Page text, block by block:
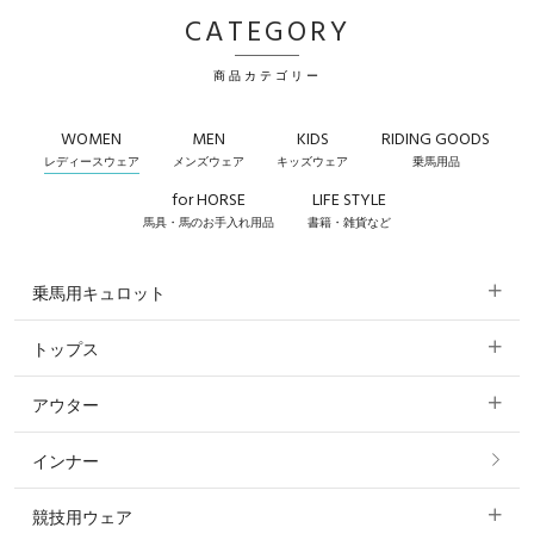
CATEGORY
商品カテゴリー
WOMEN
レディースウェア
MEN
メンズウェア
KIDS
キッズウェア
RIDING GOODS
乗馬用品
for HORSE
馬具・馬のお手入れ用品
LIFE STYLE
書籍・雑貨など
乗馬用キュロット
すべてのキュロット
フルグリップ・尻革 キュロット
ニーグリップ・膝革 キュロット
トップス
すべてのトップス
ポロシャツ
カットソー・Tシャツ・タンクトップ
アウター
すべてのアウター
コート
インナー
競技用ウェア